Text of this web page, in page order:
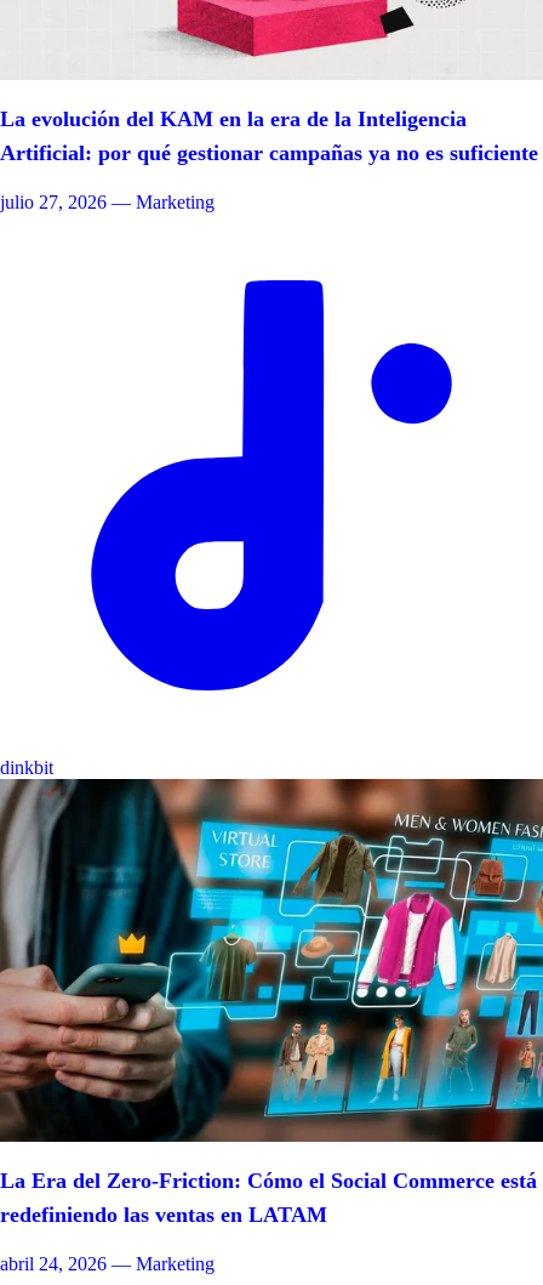
La evolución del KAM en la era de la Inteligencia
Artificial: por qué gestionar campañas ya no es suficiente
julio 27, 2026 — Marketing
dinkbit
La Era del Zero-Friction: Cómo el Social Commerce está
redefiniendo las ventas en LATAM
abril 24, 2026 — Marketing